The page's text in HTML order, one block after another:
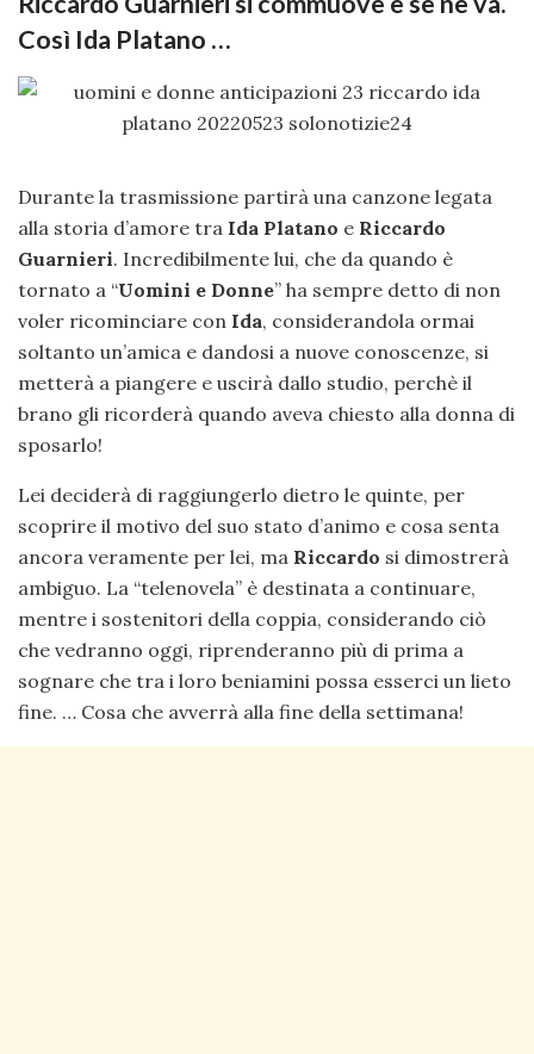
Così Ida Platano …
Durante la trasmissione partirà una canzone legata
alla storia d’amore tra Ida Platano e Riccardo
Guarnieri. Incredibilmente lui, che da quando è
tornato a “Uomini e Donne” ha sempre detto di non
voler ricominciare con Ida, considerandola ormai
soltanto un’amica e dandosi a nuove conoscenze, si
metterà a piangere e uscirà dallo studio, perchè il
brano gli ricorderà quando aveva chiesto alla donna di
sposarlo!
Lei deciderà di raggiungerlo dietro le quinte, per
scoprire il motivo del suo stato d’animo e cosa senta
ancora veramente per lei, ma Riccardo si dimostrerà
ambiguo. La “telenovela” è destinata a continuare,
mentre i sostenitori della coppia, considerando ciò
che vedranno oggi, riprenderanno più di prima a
sognare che tra i loro beniamini possa esserci un lieto
fine. … Cosa che avverrà alla fine della settimana!